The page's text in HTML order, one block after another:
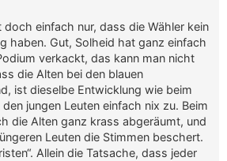
doch einfach nur, dass die Wähler kein
haben. Gut, Solheid hat ganz einfach
verkackt, das kann man nicht
die Alten bei den blauen
ist dieselbe Entwicklung wie beim
jungen Leuten einfach nix zu. Beim
die Alten ganz krass abgeräumt, und
Leuten die Stimmen beschert.
Allein die Tatsache, dass jeder